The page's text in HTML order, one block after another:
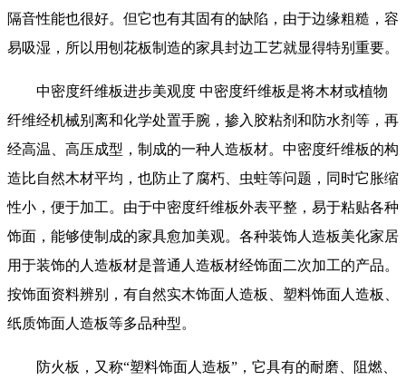
隔音性能也很好。但它也有其固有的缺陷，由于边缘粗糙，容
易吸湿，所以用刨花板制造的家具封边工艺就显得特别重要。
中密度纤维板进步美观度 中密度纤维板是将木材或植物
纤维经机械别离和化学处置手腕，掺入胶粘剂和防水剂等，再
经高温、高压成型，制成的一种人造板材。中密度纤维板的构
造比自然木材平均，也防止了腐朽、虫蛀等问题，同时它胀缩
性小，便于加工。由于中密度纤维板外表平整，易于粘贴各种
饰面，能够使制成的家具愈加美观。各种装饰人造板美化家居
用于装饰的人造板材是普通人造板材经饰面二次加工的产品。
按饰面资料辨别，有自然实木饰面人造板、塑料饰面人造板、
纸质饰面人造板等多品种型。
防火板，又称“塑料饰面人造板”，它具有的耐磨、阻燃、